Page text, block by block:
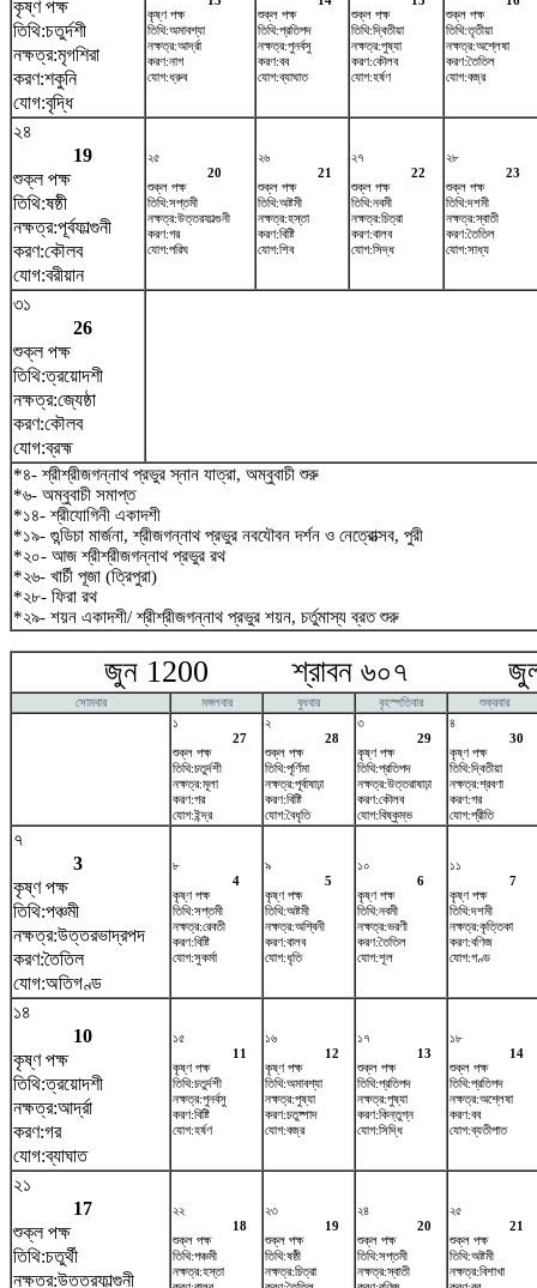
কৃষ্ণ পক্ষ
তিথি:চতুর্দশী
নক্ষত্র:মৃগশিরা
করণ:শকুনি
যোগ:বৃদ্ধি
কৃষ্ণ পক্ষ
তিথি:অমাবশ্যা
নক্ষত্র:আর্দ্রা
করণ:নাগ
যোগ:ধ্রুব
শুক্ল পক্ষ
তিথি:প্রতিপদ
নক্ষত্র:পুনর্বসু
করণ:বব
যোগ:ব্যাঘাত
শুক্ল পক্ষ
তিথি:দ্বিতীয়া
নক্ষত্র:পুষ্যা
করণ:কৌলব
যোগ:হর্ষণ
শুক্ল পক্ষ
তিথি:তৃতীয়া
নক্ষত্র:অশ্লেষা
করণ:তৈতিল
যোগ:বজ্র
২৪
19
শুক্ল পক্ষ
তিথি:ষষ্ঠী
নক্ষত্র:পূর্বফাল্গুনী
করণ:কৌলব
যোগ:বরীয়ান
২৫
20
শুক্ল পক্ষ
তিথি:সপ্তমী
নক্ষত্র:উত্তরফাল্গুনী
করণ:গর
যোগ:পরিঘ
২৬
21
শুক্ল পক্ষ
তিথি:অষ্টমী
নক্ষত্র:হস্তা
করণ:বিষ্টি
যোগ:শিব
২৭
22
শুক্ল পক্ষ
তিথি:নবমী
নক্ষত্র:চিত্রা
করণ:বালব
যোগ:সিদ্ধ
২৮
23
শুক্ল পক্ষ
তিথি:দশমী
নক্ষত্র:স্বাতী
করণ:তৈতিল
যোগ:সাধ্য
৩১
26
শুক্ল পক্ষ
তিথি:ত্রয়োদশী
নক্ষত্র:জ্যেষ্ঠা
করণ:কৌলব
যোগ:ব্রহ্ম
*৪- শ্রীশ্রীজগন্নাথ প্রভুর স্নান যাত্রা, অম্বুবাচী শুরু
*৬- অম্বুবাচী সমাপ্ত
*১৪- শ্রীযোগিনী একাদশী
*১৯- গুন্ডিচা মার্জনা, শ্রীজগন্নাথ প্রভুর নবযৌবন দর্শন ও নেত্রোত্সব, পুরী
*২০- আজ শ্রীশ্রীজগন্নাথ প্রভুর রথ
*২৬- খার্চী পূজা (ত্রিপুরা)
*২৮- ফিরা রথ
*২৯- শয়ন একাদশী/ শ্রীশ্রীজগন্নাথ প্রভুর শয়ন, চর্তুমাস্য ব্রত শুরু
জুন 1200 শ্রাবন ৬০৭
সোমবার মঙ্গলবার বুধবার বৃহস্পতিবার
শুক্রবার
১
27
শুক্ল পক্ষ
তিথি:চতুর্দশী
নক্ষত্র:মূলা
করণ:গর
যোগ:ইন্দ্র
২
28
শুক্ল পক্ষ
তিথি:পূর্ণিমা
নক্ষত্র:পূর্বাষাঢ়া
করণ:বিষ্টি
যোগ:বৈধৃতি
৩
29
কৃষ্ণ পক্ষ
তিথি:প্রতিপদ
নক্ষত্র:উত্তরাষাঢ়া
করণ:কৌলব
যোগ:বিষ্কুম্ভ
৪
30
কৃষ্ণ পক্ষ
তিথি:দ্বিতীয়া
নক্ষত্র:শ্রবণা
করণ:গর
যোগ:প্রীতি
৭
3
কৃষ্ণ পক্ষ
তিথি:পঞ্চমী
নক্ষত্র:উত্তরভাদ্রপদ
করণ:তৈতিল
যোগ:অতিগণ্ড
৮
4
কৃষ্ণ পক্ষ
তিথি:সপ্তমী
নক্ষত্র:রেবতী
করণ:বিষ্টি
যোগ:সুকর্মা
৯
5
কৃষ্ণ পক্ষ
তিথি:অষ্টমী
নক্ষত্র:অশ্বিনী
করণ:বালব
যোগ:ধৃতি
১০
6
কৃষ্ণ পক্ষ
তিথি:নবমী
নক্ষত্র:ভরণী
করণ:তৈতিল
যোগ:শূল
১১
7
কৃষ্ণ পক্ষ
তিথি:দশমী
নক্ষত্র:কৃত্তিকা
করণ:বণিজ
যোগ:গণ্ড
১৪
10
কৃষ্ণ পক্ষ
তিথি:ত্রয়োদশী
নক্ষত্র:আর্দ্রা
করণ:গর
যোগ:ব্যাঘাত
১৫
11
কৃষ্ণ পক্ষ
তিথি:চতুর্দশী
নক্ষত্র:পুনর্বসু
করণ:বিষ্টি
যোগ:হর্ষণ
১৬
12
কৃষ্ণ পক্ষ
তিথি:অমাবশ্যা
নক্ষত্র:পুষ্যা
করণ:চতুষ্পাদ
যোগ:বজ্র
১৭
13
শুক্ল পক্ষ
তিথি:প্রতিপদ
নক্ষত্র:পুষ্যা
করণ:কিন্তুগ্ন
যোগ:সিদ্ধি
১৮
14
শুক্ল পক্ষ
তিথি:প্রতিপদ
নক্ষত্র:অশ্লেষা
করণ:বব
যোগ:ব্যতীপাত
২১
17
শুক্ল পক্ষ
তিথি:চতুর্থী
নক্ষত্র:উত্তরফাল্গুনী
২২
18
শুক্ল পক্ষ
তিথি:পঞ্চমী
নক্ষত্র:হস্তা
২৩
19
শুক্ল পক্ষ
তিথি:ষষ্ঠী
নক্ষত্র:চিত্রা
২৪
20
শুক্ল পক্ষ
তিথি:সপ্তমী
নক্ষত্র:স্বাতী
২৫
21
শুক্ল পক্ষ
তিথি:অষ্টমী
নক্ষত্র:বিশাখা